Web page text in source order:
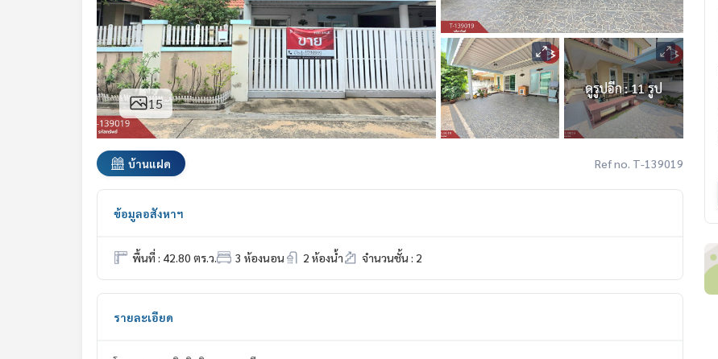
15
ดูรูปอีก : 11 รูป
บ้านแฝด Ref no. T-139019
ข้อมูลอสังหาฯ
พื้นที่ : 42.80 ตร.ว. 3 ห้องนอน 2 ห้องน้ำ จำนวนชั้น : 2
รายละเอียด